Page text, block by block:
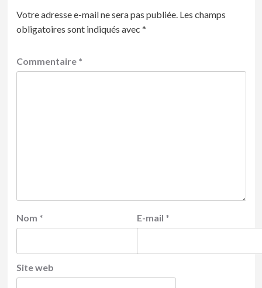
Votre adresse e-mail ne sera pas publiée. Les champs
obligatoires sont indiqués avec *
Commentaire *
Nom * E-mail *
Site web